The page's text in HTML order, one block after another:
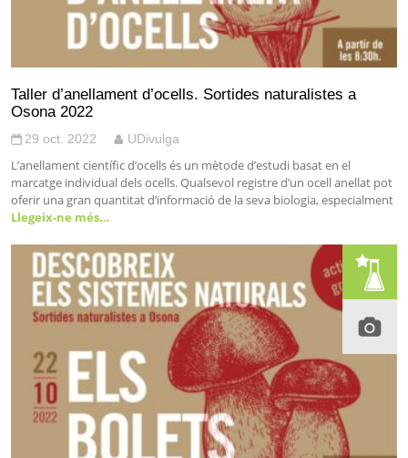
Taller d’anellament d’ocells. Sortides naturalistes a
Osona 2022
29 oct. 2022 UDivulga
L’anellament científic d’ocells és un mètode d’estudi basat en el
marcatge individual dels ocells. Qualsevol registre d’un ocell anellat pot
oferir una gran quantitat d’informació de la seva biologia, especialment
Llegeix-ne més…